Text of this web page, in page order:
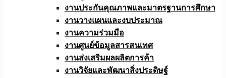
งานประกันคุณภาพและมาตรฐานการศึกษา
งานวางแผนและงบประมาณ
งานความร่วมมือ
งานศูนย์ข้อมูลสารสนเทศ
งานส่งเสริมผลผลิตการค้า
งานวิจัยและพัฒนาสิ่งประดิษฐ์